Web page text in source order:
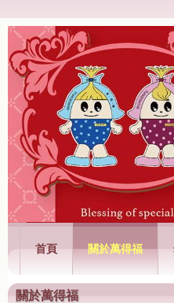
萬得福興業有
首頁 關於萬得福
關於萬得福